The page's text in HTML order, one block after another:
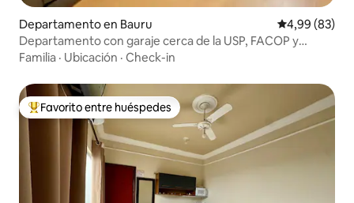
Departamento en Bauru Calificación
4,99 (83)
Departamento con garaje cerca de la USP, FACOP y
Mondelli.
Familia · Ubicación · Check-in
Favorito entre los huéspedes más destacados
Favorito entre huéspedes